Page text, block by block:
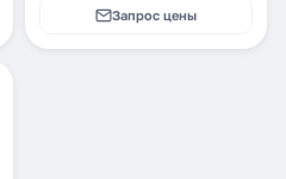
Запрос цены